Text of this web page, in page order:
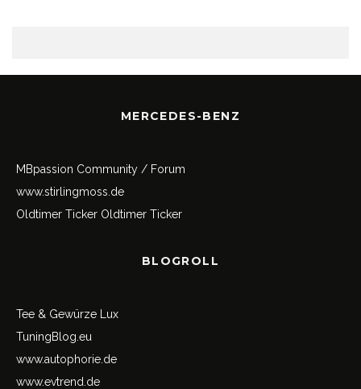
MERCEDES-BENZ
MBpassion Community / Forum
www.stirlingmoss.de
Oldtimer Ticker Oldtimer Ticker
BLOGROLL
Tee & Gewürze Lux
TuningBlog.eu
www.autophorie.de
www.evtrend.de